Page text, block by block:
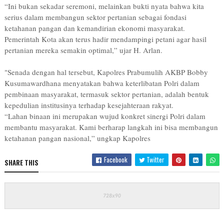
“Ini bukan sekadar seremoni, melainkan bukti nyata bahwa kita
serius dalam membangun sektor pertanian sebagai fondasi
ketahanan pangan dan kemandirian ekonomi masyarakat.
Pemerintah Kota akan terus hadir mendampingi petani agar hasil
pertanian mereka semakin optimal,” ujar H. Arlan.
"Senada dengan hal tersebut, Kapolres Prabumulih AKBP Bobby
Kusumawardhana menyatakan bahwa keterlibatan Polri dalam
pembinaan masyarakat, termasuk sektor pertanian, adalah bentuk
kepedulian institusinya terhadap kesejahteraan rakyat.
“Lahan binaan ini merupakan wujud konkret sinergi Polri dalam
membantu masyarakat. Kami berharap langkah ini bisa membangun
ketahanan pangan nasional,” ungkap Kapolres
SHARE THIS Facebook Twitter